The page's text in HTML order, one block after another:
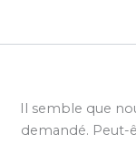
Il semble que
demandé. Peut-